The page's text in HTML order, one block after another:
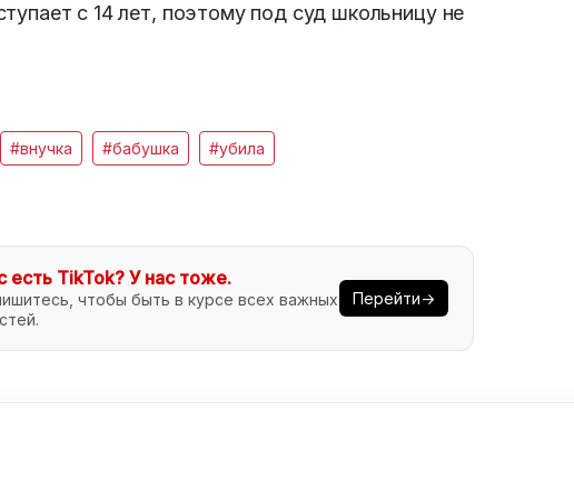
с 14 лет, поэтому под суд школьницу не
#внучка #бабушка #убила
есть TikTok? У нас тоже.
чтобы быть в курсе всех важных
Перейти→